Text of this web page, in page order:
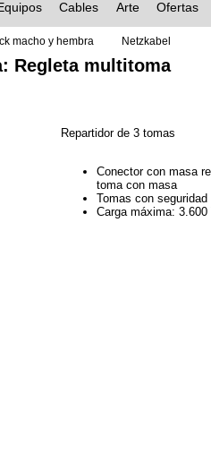
Cables Arte Ofertas
macho y hembra Netzkabel
Regleta multitoma
Repartidor de 3 tomas
Conector con masa
toma con masa
Tomas con seguridad
Carga máxima: 3.600